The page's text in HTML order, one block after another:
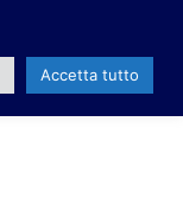
Accetta tutto